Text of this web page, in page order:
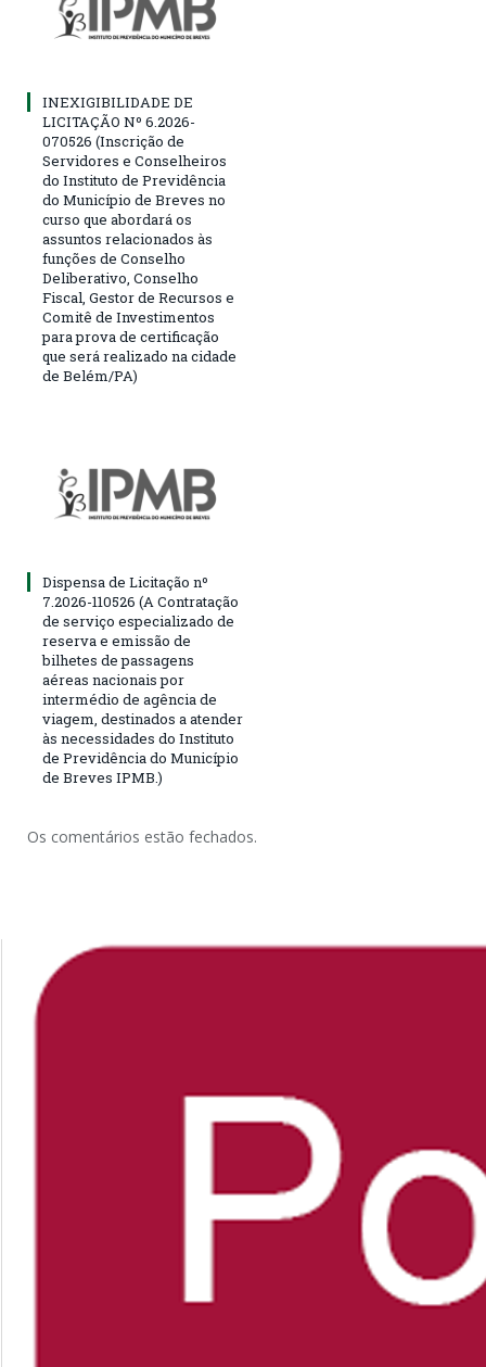
INEXIGIBILIDADE DE
LICITAÇÃO Nº 6.2026-
070526 (Inscrição de
Servidores e Conselheiros
do Instituto de Previdência
do Município de Breves no
curso que abordará os
assuntos relacionados às
funções de Conselho
Deliberativo, Conselho
Fiscal, Gestor de Recursos e
Comitê de Investimentos
para prova de certificação
que será realizado na cidade
de Belém/PA)
Dispensa de Licitação nº
7.2026-110526 (A Contratação
de serviço especializado de
reserva e emissão de
bilhetes de passagens
aéreas nacionais por
intermédio de agência de
viagem, destinados a atender
às necessidades do Instituto
de Previdência do Município
de Breves IPMB.)
Os comentários estão fechados.